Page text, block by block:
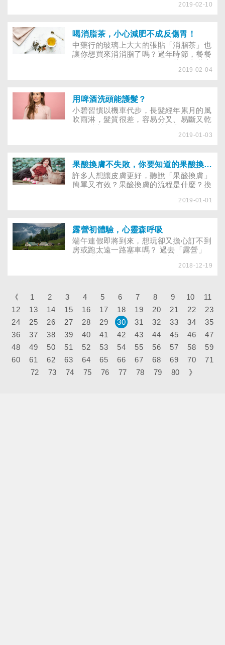
病負擔（GBD）研究員Marissa Reitsma
因子的第一位，若要降低臺灣的疾病致死
率，菸害防制是最有效益的方法。另外，
二手菸暴露也是造成疾病負擔的主要因
素，無菸環境的改善可以幫助減輕疾病負
2019-02-10
喝消脂茶，小心減肥不成反傷胃！
中藥行的玻璃上大大的張貼「消脂茶」也
讓你想買來消消脂了嗎？過年時節，餐餐
的零食，讓你的肚子也感覺積了一層油
2019-02-04
用啤酒洗頭能護髮？
小碧習慣以機車代步，長髮經年累月的風
吹雨淋，髮質很差，容易分叉、易斷又乾
院可帶瓶啤酒。當然不是邊洗頭邊乾杯，
2019-01-03
果酸換膚不失敗，你要知道的果酸換膚流程
許多人想讓皮膚更好，聽說「果酸換膚」
簡單又有效？果酸換膚的流程是什麼？換
要注意的？可以化妝嗎？結痂了正常嗎？
2019-01-01
露營初體驗，心靈森呼吸
端午連假即將到來，想玩卻又擔心訂不到
房或跑太遠一路塞車嗎？ 過去「露營」
現在露營卻成為新的樂活運動，不用花大
但在體驗野外寫意生活前，備妥哪些配備
2018-12-19
《 1 2 3 4 5 6 7 8 9 10
11
12
13 14 15 16 17 18 19 20 21 22
23
24
25 26 27 28 29 30 31 32 33 34
35
36
37 38 39 40 41 42 43 44 45 46
47
48
49 50 51 52 53 54 55 56 57 58
59
60
61 62 63 64 65 66 67 68 69 70
71
72
73 74 75 76 77 78 79 80 》